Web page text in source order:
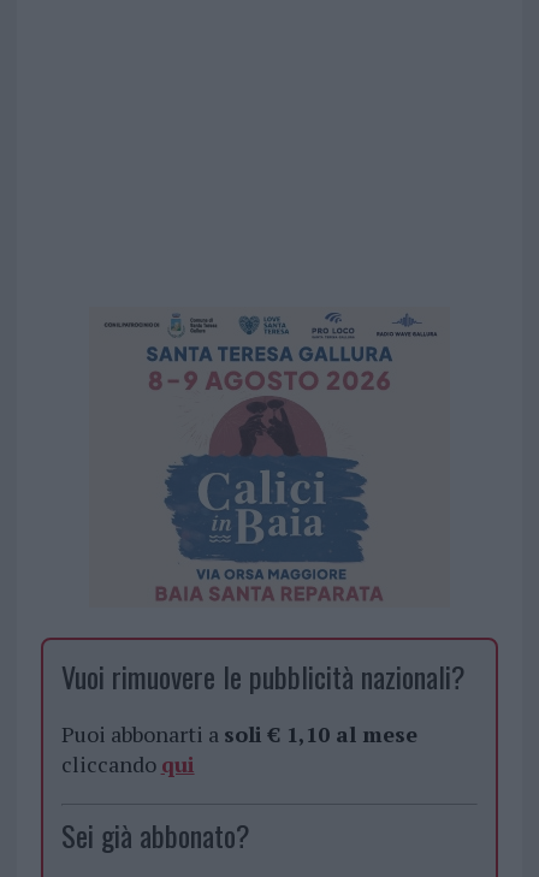
Vuoi rimuovere le pubblicità nazionali?
Puoi abbonarti a soli € 1,10 al mese
cliccando qui
Sei già abbonato?